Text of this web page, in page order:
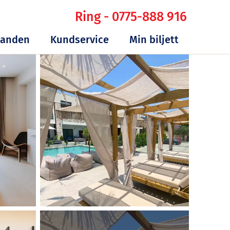
Kundservice Min biljett
Ring - 0775-888 916